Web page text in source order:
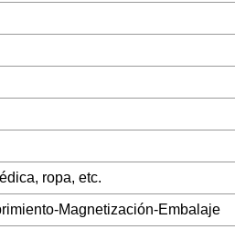
ropa, etc.
Magnetización-Embalaje